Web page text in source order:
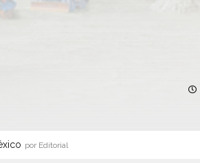
por Editorial